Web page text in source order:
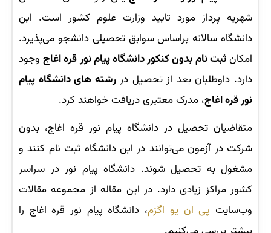
شهریه پرداز مورد تایید وزارت علوم کشور است. این
دانشگاه سالانه براساس سوابق تحصیلی دانشجو می‌پذیرد.
امکانثبت نام بدون کنکور دانشگاه پیام نور قره اغاجوجود
دارد. داوطلبان بعد از تحصیل دررشته‌ های دانشگاه پیام
نور قره اغاج، مدرک معتبری دریافت خواهند کرد.
متقاضیان تحصیل در دانشگاه پیام نور قره اغاج، بدون
شرکت در آزمون می‌توانند در این دانشگاه ثبت نام کنند و
مشغول به تحصیل شوند. دانشگاه پیام نور در سراسر
کشور مراکز زیادی دارد. در این مقاله از مجموعه مقالات
وب‌سایت پی ان یو اگزم، دانشگاه پیام نور قره اغاج را